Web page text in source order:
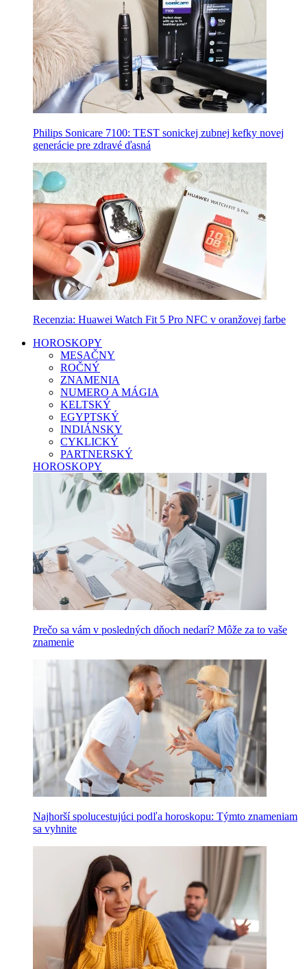
Philips Sonicare 7100: TEST sonickej zubnej kefky novej
generácie pre zdravé ďasná
Recenzia: Huawei Watch Fit 5 Pro NFC v oranžovej farbe
HOROSKOPY
MESAČNY
ROČNÝ
ZNAMENIA
NUMERO A MÁGIA
KELTSKÝ
EGYPTSKÝ
INDIÁNSKY
CYKLICKÝ
PARTNERSKÝ
HOROSKOPY
Prečo sa vám v posledných dňoch nedarí? Môže za to vaše
znamenie
Najhorší spolucestujúci podľa horoskopu: Týmto znameniam
sa vyhnite